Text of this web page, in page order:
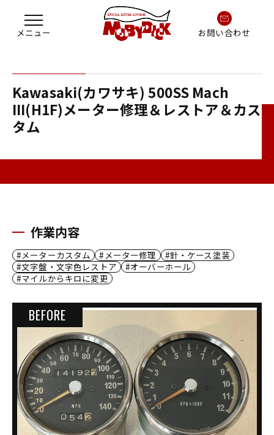
お問い合わせ
Kawasaki(カワサキ) 500SS Mach
III(H1F)メーター修理＆レストア＆カス
タム
作業内容
メーターカスタム メーター修理
針・ケース塗装
文字盤・文字色レストア
オーバーホール
マイルからキロに変更